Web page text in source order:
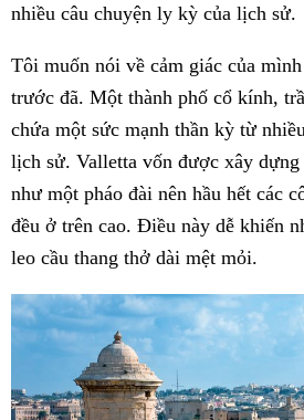
nhiều câu chuyện ly kỳ của lịch sử.
Tôi muốn nói về cảm giác của
trước đã. Một thành phố cổ kính,
chứa một sức mạnh thần kỳ từ
lịch sử. Valletta vốn được xây
như một pháo đài nên hầu hết các
đều ở trên cao. Điều này dễ khiến
leo cầu thang thở dài mệt mỏi.